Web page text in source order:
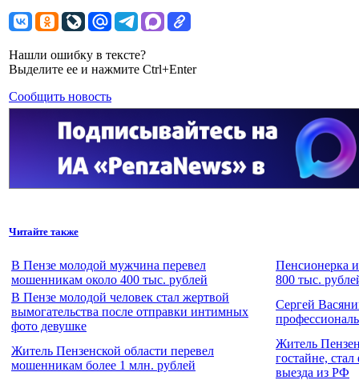
Нашли ошибку в тексте?
Выделите ее и нажмите Ctrl+Enter
Сообщить новость
Читайте также
В Пензе молодой мужчина перевел
мошенникам около 400 тыс. рублей
Пенсионерка
800 тыс.
В Пензе молодой человек стал жертвой
вымогательства после отправки интимных
фото девушке
Сергей
Житель Пензенской области перевел
мошенникам более 1 млн. рублей
Житель
гостайне,
выезда из РФ